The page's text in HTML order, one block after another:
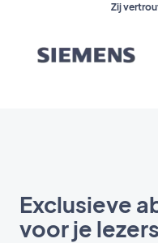
Zij
Exclusieve
voor je lezers